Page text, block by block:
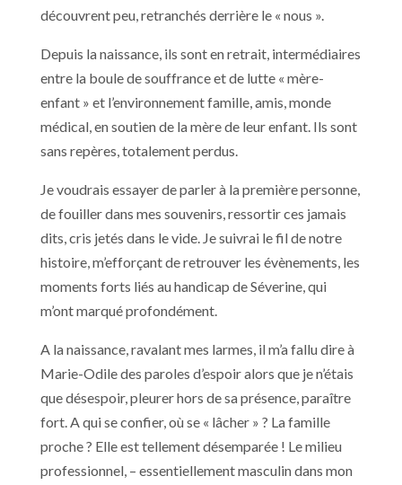
découvrent peu, retranchés derrière le « nous ».
Depuis la naissance, ils sont en retrait, intermédiaires
entre la boule de souffrance et de lutte « mère-
enfant » et l’environnement famille, amis, monde
médical, en soutien de la mère de leur enfant. Ils sont
sans repères, totalement perdus.
Je voudrais essayer de parler à la première personne,
de fouiller dans mes souvenirs, ressortir ces jamais
dits, cris jetés dans le vide. Je suivrai le fil de notre
histoire, m’efforçant de retrouver les évènements, les
moments forts liés au handicap de Séverine, qui
m’ont marqué profondément.
A la naissance, ravalant mes larmes, il m’a fallu dire à
Marie-Odile des paroles d’espoir alors que je n’étais
que désespoir, pleurer hors de sa présence, paraître
fort. A qui se confier, où se « lâcher » ? La famille
proche ? Elle est tellement désemparée ! Le milieu
professionnel, – essentiellement masculin dans mon